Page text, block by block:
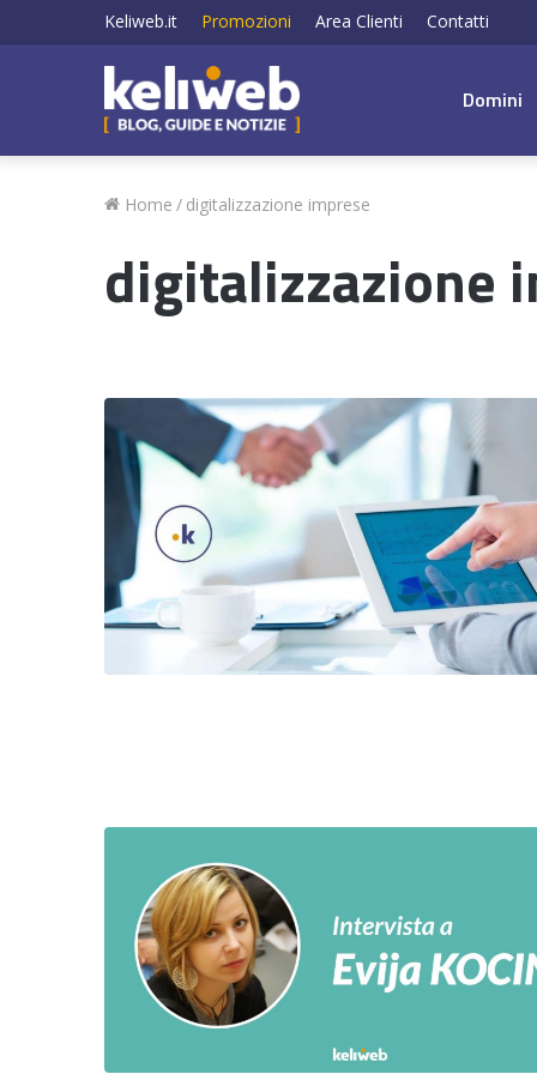
Keliweb.it Promozioni Area Clienti Contatti
Domini
Home / digitalizzazione imprese
digitalizzazione